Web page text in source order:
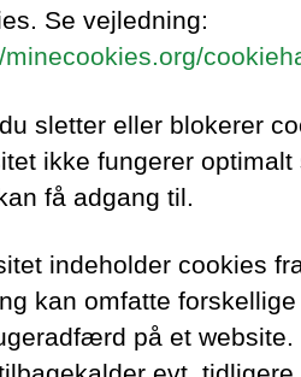
Se vejledning:
minecookies.org/
sletter eller blokerer
ikke fungerer
få adgang til.
indeholder cookies
kan omfatte
på et